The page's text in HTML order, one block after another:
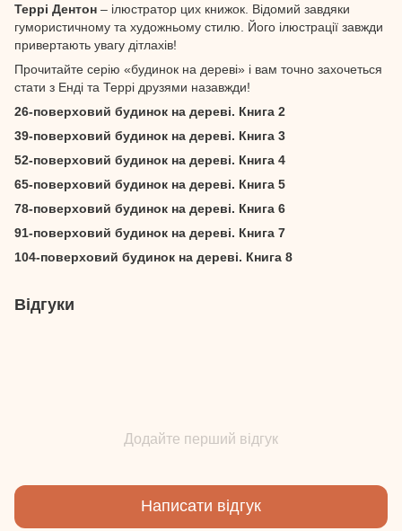
Террі Дентон – ілюстратор цих книжок. Відомий завдяки
гумористичному та художньому стилю. Його ілюстрації завжди
привертають увагу дітлахів!
Прочитайте серію «будинок на дереві» і вам точно захочеться
стати з Енді та Террі друзями назавжди!
26-поверховий будинок на дереві. Книга 2
39-поверховий будинок на дереві. Книга 3
52-поверховий будинок на дереві. Книга 4
65-поверховий будинок на дереві. Книга 5
78-поверховий будинок на дереві. Книга 6
91-поверховий будинок на дереві. Книга 7
104-поверховий будинок на дереві. Книга 8
Відгуки
Додайте перший відгук
Написати відгук